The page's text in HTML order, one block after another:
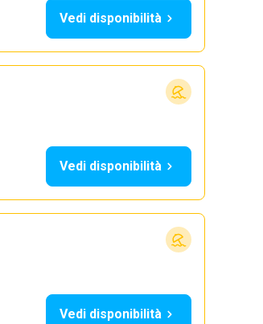
Vedi disponibilità
Vedi disponibilità
Vedi disponibilità